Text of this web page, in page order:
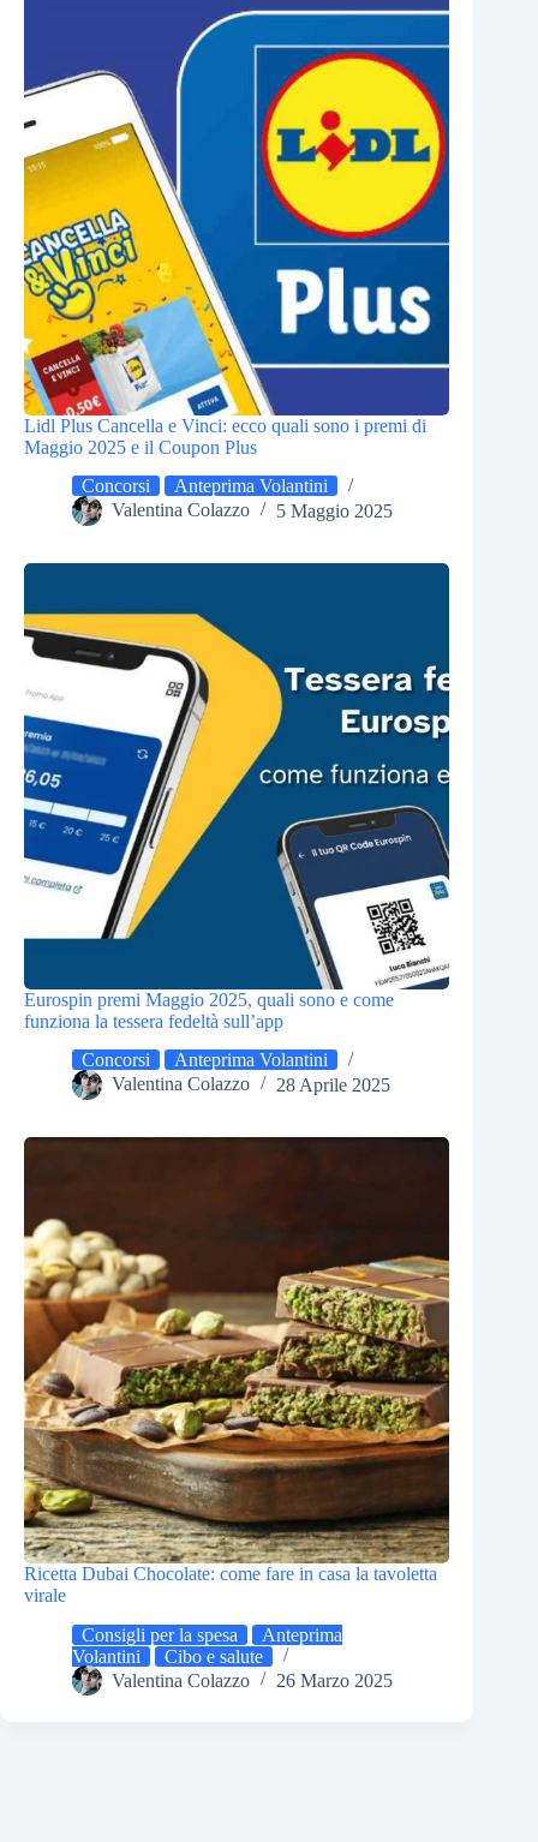
Lidl Plus Cancella e Vinci: ecco quali sono i premi di
Maggio 2025 e il Coupon Plus
Concorsi
Anteprima Volantini
Valentina Colazzo
5 Maggio 2025
Eurospin premi Maggio 2025, quali sono e come
funziona la tessera fedeltà sull’app
Concorsi
Anteprima Volantini
Valentina Colazzo
28 Aprile 2025
Ricetta Dubai Chocolate: come fare in casa la tavoletta
virale
Consigli per la spesa
Anteprima
Volantini
Cibo e salute
Valentina Colazzo
26 Marzo 2025